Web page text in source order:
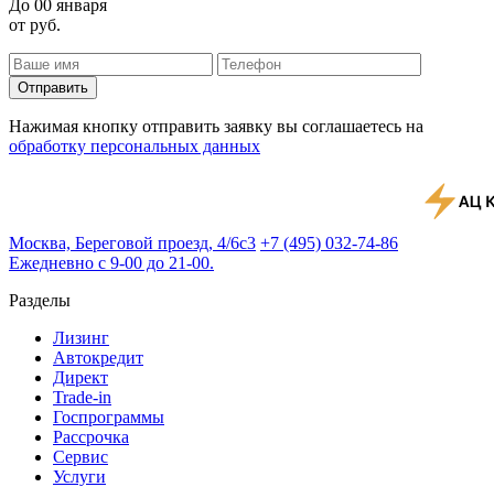
До 00 января
от руб.
Отправить
Нажимая кнопку отправить заявку вы соглашаетесь на
обработку персональных данных
Москва, Береговой проезд, 4/6с3 +7 (495) 032-74-86
Ежедневно с 9-00 до 21-00.
Разделы
Лизинг
Автокредит
Директ
Trade-in
Госпрограммы
Рассрочка
Сервис
Услуги